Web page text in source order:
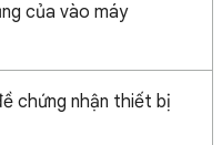
của vào máy
chứng nhận thiết bị